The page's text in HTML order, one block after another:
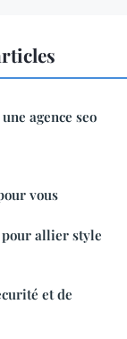
agence seo
vous
pour allier style
et de